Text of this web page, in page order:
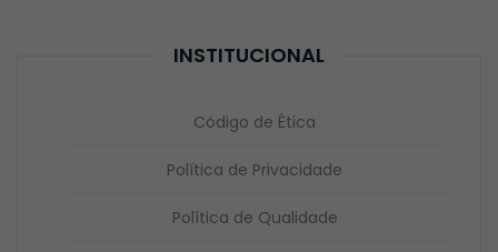
INSTITUCIONAL
Código de Ética
Política de Privacidade
Política de Qualidade